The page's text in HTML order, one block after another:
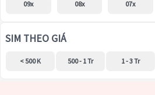
09x 08x 07x
SIM THEO GIÁ
< 500 K 500 - 1 Tr 1 - 3 Tr